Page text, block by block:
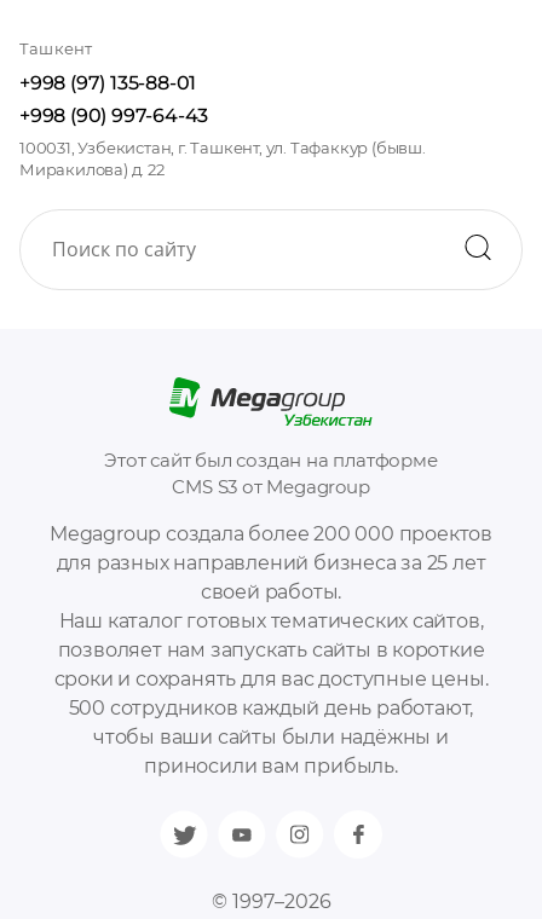
Megagroup создала более 200 000 проектов
для разных направлений бизнеса за 25 лет
своей работы.
Наш каталог готовых тематических сайтов,
позволяет нам запускать сайты в короткие
сроки и сохранять для вас доступные цены.
500 сотрудников каждый день работают,
чтобы ваши сайты были надёжны и
приносили вам прибыль.
© 1997–2026
Этот сайт был создан на платформе
CMS S3 от Megagroup
Ташкент
+998 (97) 135-88-01
+998 (90) 997-64-43
100031, Узбекистан, г. Ташкент, ул. Тафаккур (бывш.
Миракилова) д. 22